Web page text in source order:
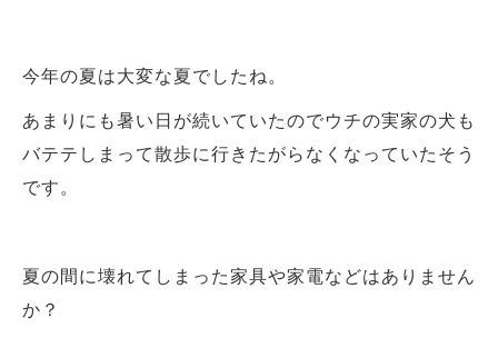
今年の夏は大変な夏でしたね。
あまりにも暑い日が続いていたのでウチの実家の犬も
バテテしまって散歩に行きたがらなくなっていたそう
です。
夏の間に壊れてしまった家具や家電などはありません
か？